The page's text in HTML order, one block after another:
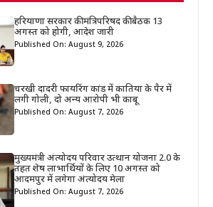
हरियाणा सरकार की मंत्रिपरिषद की बैठक 13
अगस्त को होगी, आदेश जारी
Published On: August 9, 2026
चरखी दादरी फायरिंग कांड में कातिया के पैर में
लगी गोली, दो अन्य आरोपी भी काबू
Published On: August 7, 2026
मुख्यमंत्री अंत्योदय परिवार उत्थान योजना 2.0 के
तहत शेष लाभार्थियों के लिए 10 अगस्त को
आदमपुर में लगेगा अंत्योदय मेला
Published On: August 7, 2026